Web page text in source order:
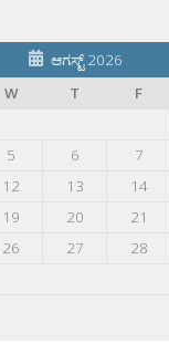
ಆಗಸ್ಟ್ 2026
W T F
5 6 7
12 13 14
19 20 21
26 27 28